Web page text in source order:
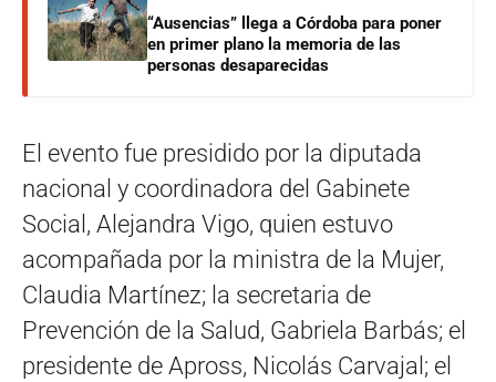
“Ausencias” llega a Córdoba para poner
en primer plano la memoria de las
personas desaparecidas
El evento fue presidido por la diputada
nacional y coordinadora del Gabinete
Social, Alejandra Vigo, quien estuvo
acompañada por la ministra de la Mujer,
Claudia Martínez; la secretaria de
Prevención de la Salud, Gabriela Barbás; el
presidente de Apross, Nicolás Carvajal; el